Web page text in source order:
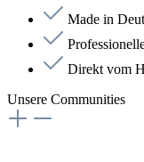
Made in
Direkt vom
Unsere Communities